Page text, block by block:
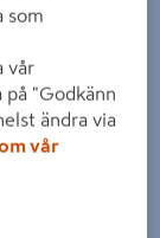
som
vår
på "Godkänn
ändra via
vår